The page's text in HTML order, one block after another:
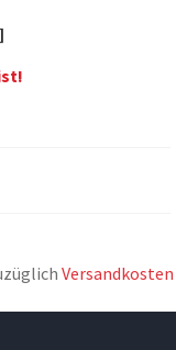
Versandkosten